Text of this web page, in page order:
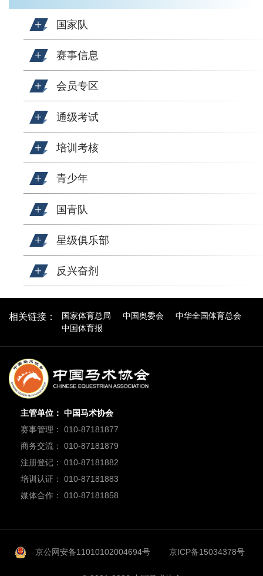
国家队
赛事信息
会员专区
通级考试
培训考核
青少年
国青队
星级俱乐部
反兴奋剂
相关链接： 国家体育总局 中国奥委会
中华全国体育总会
中国体育报
主管单位： 中国马术协会
赛事管理： 010-87181877
商务交流： 010-87181879
注册登记： 010-87181882
培训认证： 010-87181883
媒体合作： 010-87181858
京公网安备11010102004694号 京ICP备15034378号